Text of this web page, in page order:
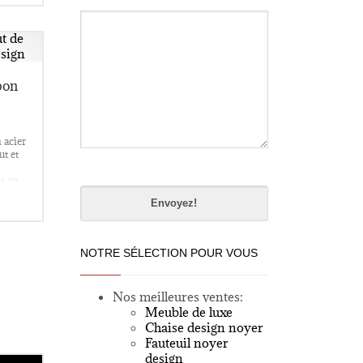
acier
et
en
leave
field
NOTRE SÉLECTION POUR VOUS
Nos meilleures ventes:
Meuble de luxe
Chaise design noyer
Fauteuil noyer
design